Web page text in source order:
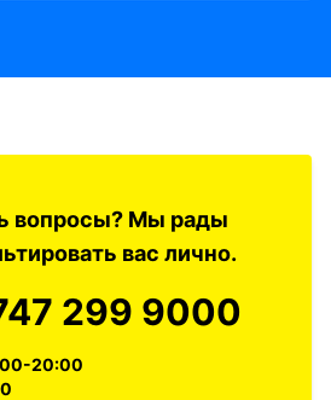
вопросы? Мы рады
вас лично.
299 9000
20:00